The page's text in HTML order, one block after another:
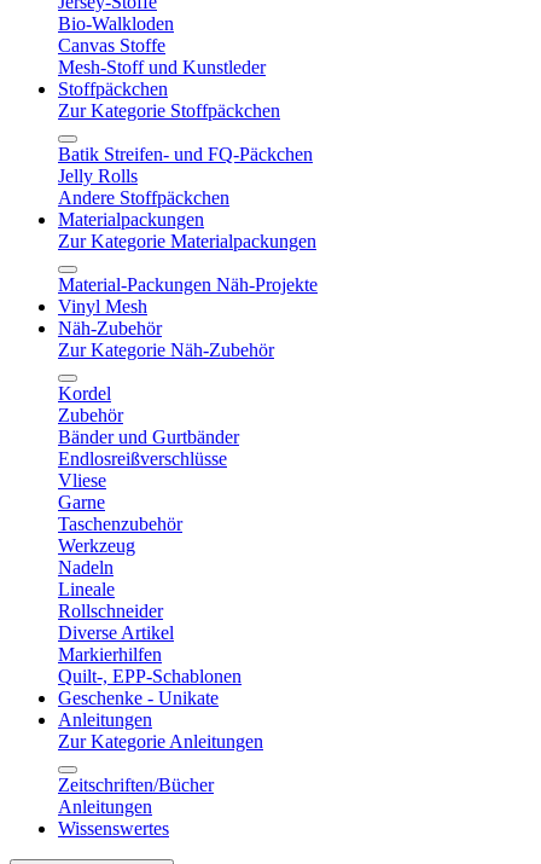
Bio-Walkloden
Canvas Stoffe
Mesh-Stoff und Kunstleder
Stoffpäckchen
Zur Kategorie Stoffpäckchen
Batik Streifen- und FQ-Päckchen
Jelly Rolls
Andere Stoffpäckchen
Materialpackungen
Zur Kategorie Materialpackungen
Material-Packungen Näh-Projekte
Vinyl Mesh
Näh-Zubehör
Zur Kategorie Näh-Zubehör
Kordel
Zubehör
Bänder und Gurtbänder
Endlosreißverschlüsse
Vliese
Garne
Taschenzubehör
Werkzeug
Nadeln
Lineale
Rollschneider
Diverse Artikel
Markierhilfen
Quilt-, EPP-Schablonen
Geschenke - Unikate
Anleitungen
Zur Kategorie Anleitungen
Zeitschriften/Bücher
Anleitungen
Wissenswertes